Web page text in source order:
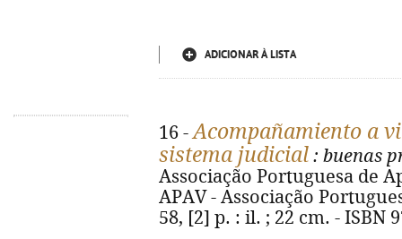
ADICIONAR À LISTA
16 -Acompañamiento a
sistema judicial : buenas
Associação Portuguesa de
APAV - Associação
58, [2] p. : il. ; 22 cm. - ISBN